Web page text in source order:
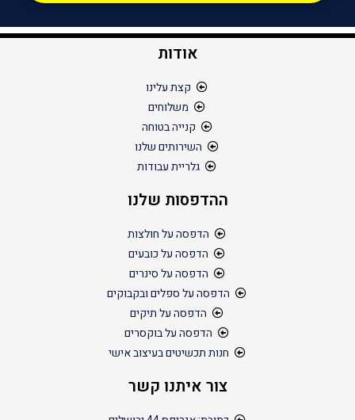
אודות
קצת עלינו
משלוחים
קנייה בטוחה
השירותים שלנו
גלריית עבודות
ההדפסות שלנו
הדפסה על חולצות
הדפסה על כובעים
הדפסה על סינרים
הדפסה על ספלים ובקבוקים
הדפסה על תיקים
הדפסה על בוקסרים
חנות תכשיטים בעיצוב אישי
צור איתנו קשר